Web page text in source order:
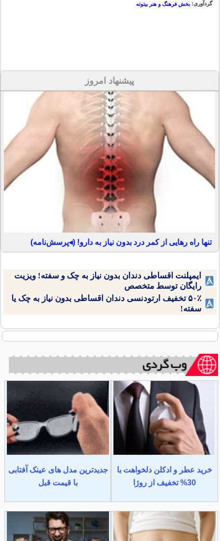
گردآوری: بخش فرهنگ و هنر بیتوته
پیشنهاد امروز
تنها راه رهایی از کمر درد بدون نیاز به دارو! (◂پرسش‌نامه)
ایمپلنت اقساطی دندان بدون نیاز به چک و سفته! ویزیت
رایگان توسط متخصص
۵۰٪ تخفیف ارتودنسی دندان اقساطی بدون نیاز به چک یا
سفته!
خرید عطر و ادکلن دلخواهت با
30% تخفیف از روژا
جدیدترین مدل های عینک آفتابی
با قیمت قبل